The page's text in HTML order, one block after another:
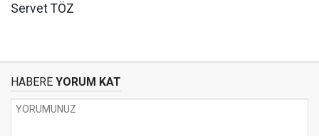
Servet TÖZ
HABERE YORUM KAT